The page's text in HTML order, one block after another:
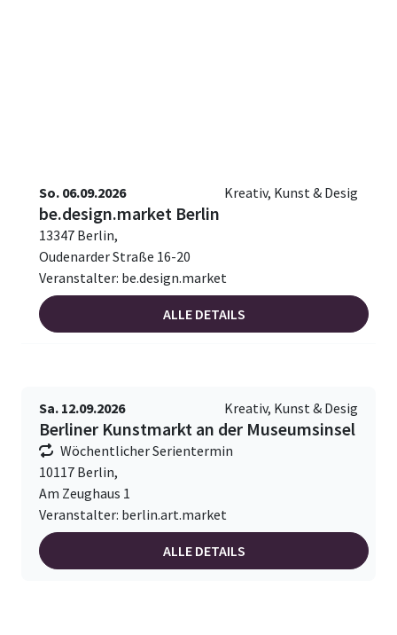
So. 06.09.2026 Kreativ, Kunst & Desig
be.design.market Berlin
13347 Berlin,
Oudenarder Straße 16-20
Veranstalter: be.design.market
ALLE DETAILS
Sa. 12.09.2026 Kreativ, Kunst & Desig
Berliner Kunstmarkt an der Museumsinsel
Wöchentlicher Serientermin
10117 Berlin,
Am Zeughaus 1
Veranstalter: berlin.art.market
ALLE DETAILS